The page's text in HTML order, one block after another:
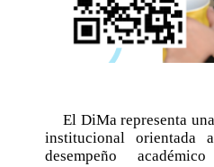
El DiMa representa
institucional orientada
desempeño